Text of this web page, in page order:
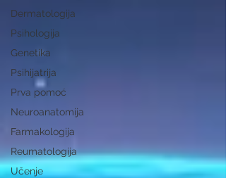
Dermatologija
Psihologija
Genetika
Psihijatrija
Prva pomoć
Neuroanatomija
Farmakologija
Reumatologija
Učenje